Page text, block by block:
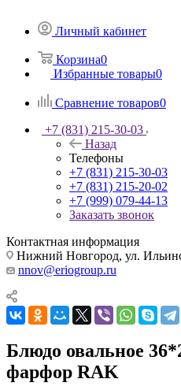
Личный кабинет
Корзина0
Избранные товары0
Сравнение товаров0
+7 (831) 215-30-03
Назад
Телефоны
+7 (831) 215-30-03
+7 (831) 215-20-02
+7 (999) 079-44-13
Заказать звонок
Контактная информация
Нижний Новгород, ул.
nnov@eriogroup.ru
Блюдо овальное
фарфор RAK